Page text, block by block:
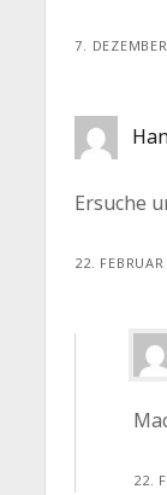
7.
Ersuche
22.
22.